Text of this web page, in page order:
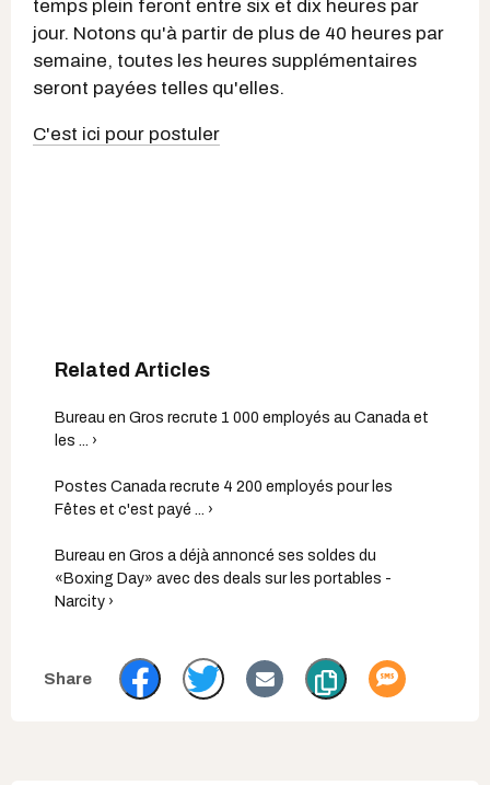
temps plein feront entre six et dix heures par
jour. Notons qu'à partir de plus de 40 heures par
semaine, toutes les heures supplémentaires
seront payées telles qu'elles.
C'est ici pour postuler
Bureau en Gros recrute 1 000 employés au Canada et
les ... ›
Postes Canada recrute 4 200 employés pour les
Fêtes et c'est payé ... ›
Bureau en Gros a déjà annoncé ses soldes du
«Boxing Day» avec des deals sur les portables -
Narcity ›